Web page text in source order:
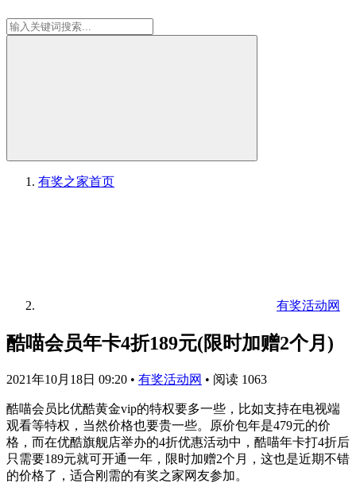
有奖之家首页
有奖活动网
酷喵会员年卡4折189元(限时加赠2个月)
2021年10月18日 09:20 • 有奖活动网 • 阅读 1063
酷喵会员比优酷黄金vip的特权要多一些，比如支持在电视端
观看等特权，当然价格也要贵一些。原价包年是479元的价
格，而在优酷旗舰店举办的4折优惠活动中，酷喵年卡打4折后
只需要189元就可开通一年，限时加赠2个月，这也是近期不错
的价格了，适合刚需的有奖之家网友参加。